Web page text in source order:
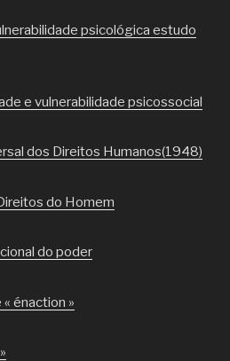
psicológica estudo
e vulnerabilidade psicossocial
dos Direitos Humanos(1948)
do Homem
do poder
énaction »